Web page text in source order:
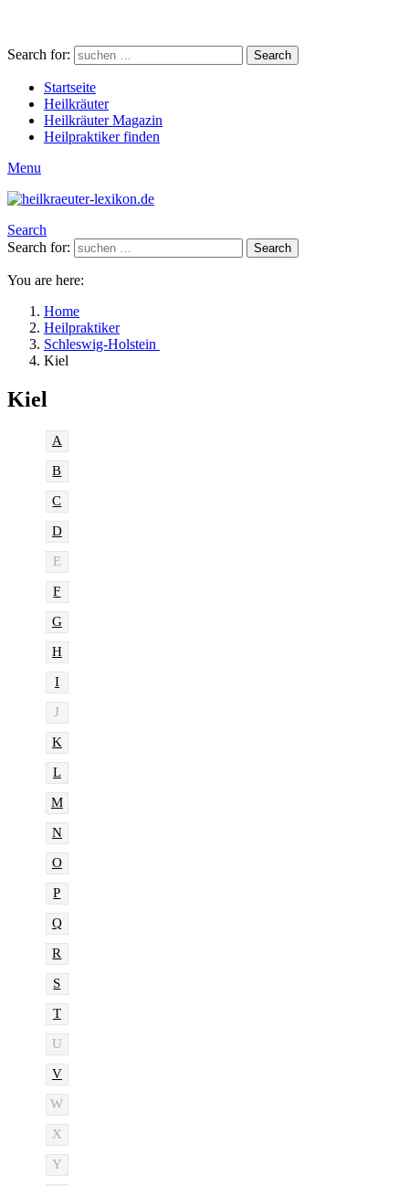
Search for: Search
Startseite
Heilkräuter
Heilkräuter Magazin
Heilpraktiker finden
Menu
Search
Search for:
Search
You are here:
Home
Heilpraktiker
Schleswig-Holstein
Kiel
Kiel
A
B
C
D
E
F
G
H
I
J
K
L
M
N
O
P
Q
R
S
T
U
V
W
X
Y